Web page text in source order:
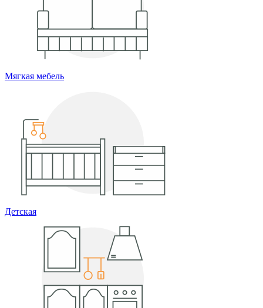
Мягкая мебель
Детская